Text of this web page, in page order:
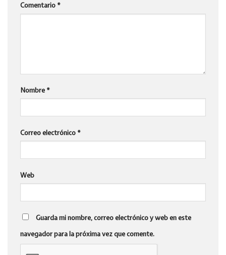
Comentario *
Nombre *
Correo electrónico *
Web
Guarda mi nombre, correo electrónico y web en este
navegador para la próxima vez que comente.